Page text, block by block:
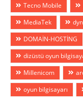
Tecno Mobile
MediaTek
DOMAİN-HOSTİNG
dizüstü oyun
Millenicom
oyun bilgisayarı